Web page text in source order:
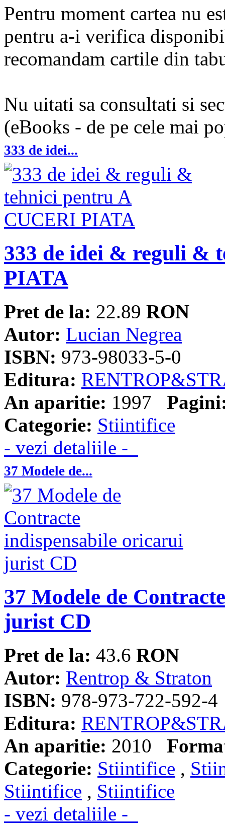
Pentru moment cartea nu
pentru a-i verifica
recomandam cartile din
Nu uitati sa consultati si
(eBooks - de pe cele mai
333 de idei...
333 de idei & reguli &
PIATA
Pret de la: 22.89 RON
Autor: Lucian Negrea
ISBN: 973-98033-5-0
Editura:
An aparitie: 1997
Categorie: Stiintifice
- vezi detaliile -
37 Modele de...
37 Modele de
jurist CD
Pret de la: 43.6 RON
Autor: Rentrop & Straton
ISBN: 978-973-722-592-4
Editura:
An aparitie: 2010
Categorie: Stiintifice ,
Stiintifice , Stiintifice
- vezi detaliile -